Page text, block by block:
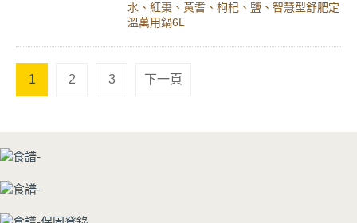
水、紅棗、黃耆、枸杞、鹽、智慧型舒肥定
溫萬用鍋6L
1 2 3 下一頁